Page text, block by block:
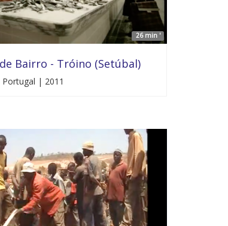
26 min '
Bairro - Tróino (Setúbal)
| 2011